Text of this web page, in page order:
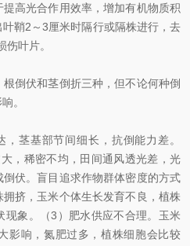
高光合作用效率，增加有机物质积
鞘2～3厘米时隔行或隔株进行，去
叶片。
倒伏和茎倒折三种，但不论何种倒
。
，茎基部节间细长，抗倒能力差。
，稀密不均，田间通风透光差，光
伏。盲目追求作物群体密度的方式
挤，玉米个体生长发育不良，植株
现象。（3）肥水供应不合理。玉米
影响，氮肥过多，植株细胞会比较